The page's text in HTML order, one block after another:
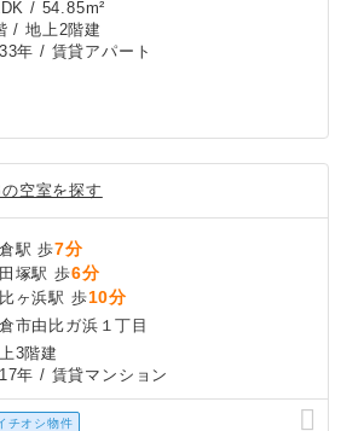
/ 54.85m²
/ 地上2階建
年 / 賃貸アパート
空室を探す
駅 歩7分
塚駅 歩6分
ヶ浜駅 歩10分
市由比ガ浜１丁目
3階建
年 / 賃貸マンション
チオシ物件